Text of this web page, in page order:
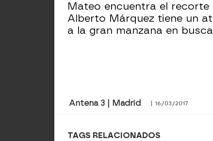
Mateo encuentra el recorte
Alberto Márquez tiene un
a la gran manzana en
Antena 3 | Madrid | 16/03/2017
TAGS RELACIONADOS